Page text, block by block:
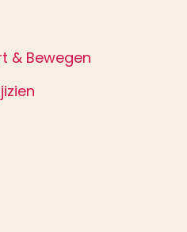
& Bewegen